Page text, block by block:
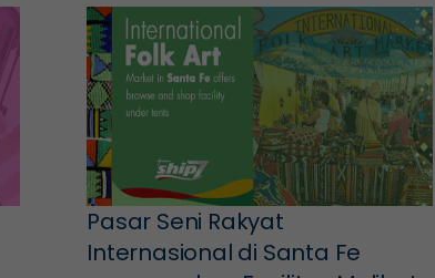
Pasar Seni Rakyat
Internasional di Santa Fe